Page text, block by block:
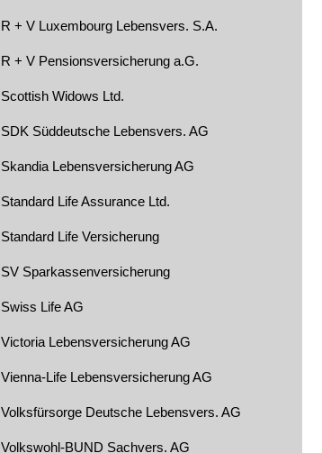
R + V Luxembourg Lebensvers. S.A.
R + V Pensionsversicherung a.G.
Scottish Widows Ltd.
SDK Süddeutsche Lebensvers. AG
Skandia Lebensversicherung AG
Standard Life Assurance Ltd.
Standard Life Versicherung
SV Sparkassenversicherung
Swiss Life AG
Victoria Lebensversicherung AG
Vienna-Life Lebensversicherung AG
Volksfürsorge Deutsche Lebensvers. AG
Volkswohl-BUND Sachvers. AG